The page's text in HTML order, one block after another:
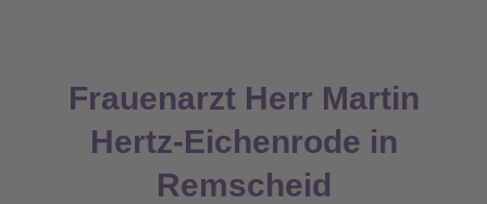
Frauenarzt Herr Martin
Hertz-Eichenrode in
Remscheid